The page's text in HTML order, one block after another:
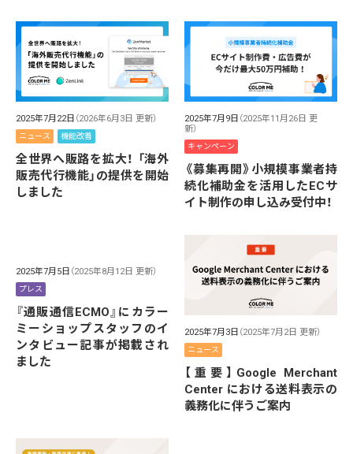
2025年7月22日 （2026年6月3日 更新）
ニュース 機能改善
全世界へ販路を拡大！ 「海外
販売代行機能」の提供を開始
しました
2025年7月9日 （2025年11月26日 更
新）
キャンペーン
《募集再開》小規模事業者持
続化補助金を活用したECサ
イト制作の申し込み受付中！
2025年7月5日 （2025年8月12日 更新）
プレス
『通販通信ECMO』にカラー
ミーショップスタッフのイ
ンタビュー記事が掲載され
ました
2025年7月3日 （2025年7月2日 更新）
ニュース
【重要】Google Merchant
Center における送料表示の
義務化に伴うご案内